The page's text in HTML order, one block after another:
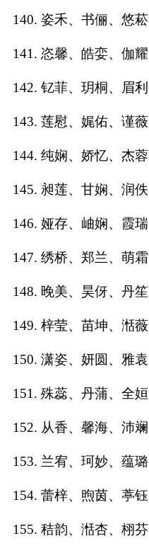
140. 姿禾、书俪、悠菘
141. 恣馨、皓娈、伽耀
142. 钇菲、玥桐、眉利
143. 莲慰、娓佑、谨薇
144. 纯娴、娇忆、杰蓉
145. 昶莲、甘娴、润佚
146. 娅存、岫娴、霞瑞
147. 绣桥、郑兰、萌霜
148. 晚美、昊伢、丹笙
149. 梓莹、苗坤、湉薇
150. 潇姿、妍圆、雅袁
151. 殊蕊、丹蒲、全姮
152. 从香、馨海、沛斓
153. 兰宥、珂妙、蕴璐
154. 蕾梓、煦茵、葶钰
155. 秸韵、湉杏、栩芬